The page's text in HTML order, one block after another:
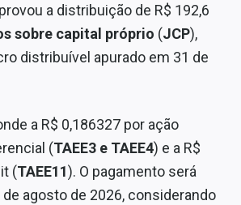
a distribuição de R$ 192,6
sobre capital próprio (JCP),
distribuível apurado em 31 de
a R$ 0,186327 por ação
(TAEE3 e TAEE4) e a R$
(TAEE11). O pagamento será
agosto de 2026, considerando